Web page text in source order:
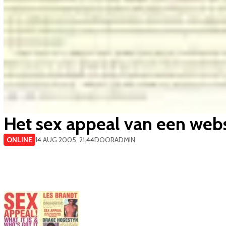
Het sex appeal van een
ONLINE 14 AUG 2005, 21:44DOORADMIN